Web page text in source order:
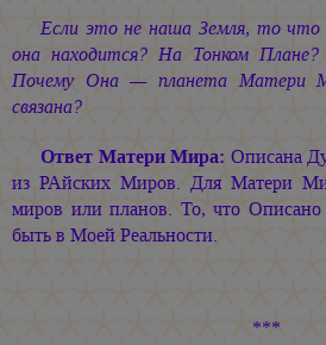
Если это не наша Земля, то
она находится? На Тонком Плане?
Почему Она — планета Матери
связана?
Ответ Матери Мира: Описана
из РАйских Миров. Для Матери
миров или планов. То, что Описано
быть в Моей Реальности.
***